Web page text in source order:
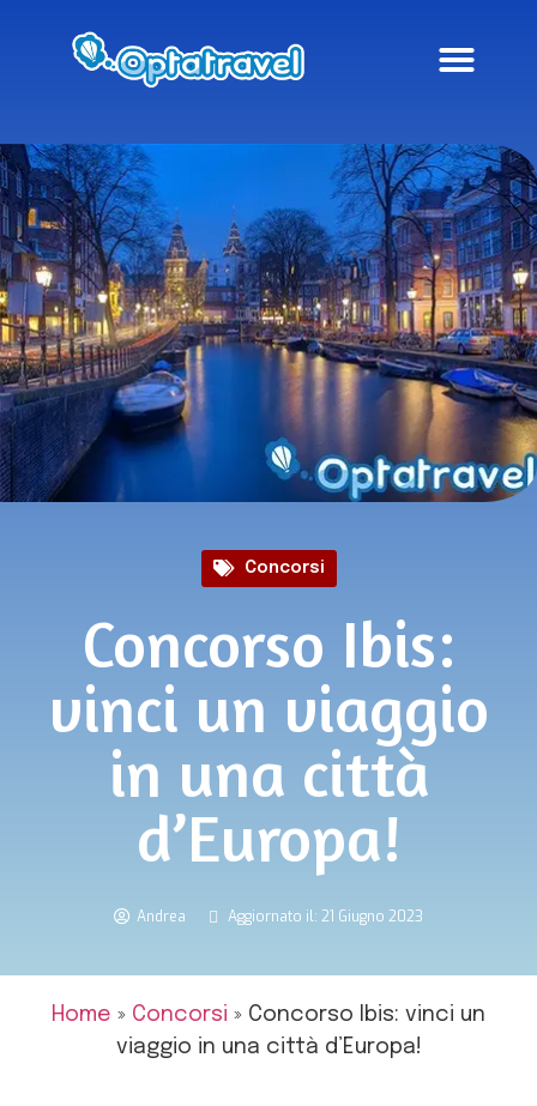
Concorsi
Concorso Ibis:
vinci un viaggio
in una città
d’Europa!
Andrea Aggiornato il: 21 Giugno 2023
Home » Concorsi » Concorso Ibis: vinci un
viaggio in una città d’Europa!